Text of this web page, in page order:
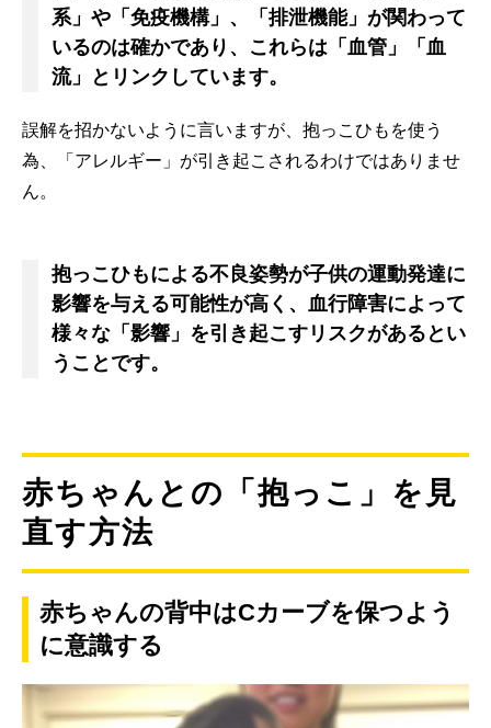
系」や「免疫機構」、「排泄機能」が関わって
いるのは確かであり、これらは「血管」「血
流」とリンクしています。
誤解を招かないように言いますが、抱っこひもを使う
為、「アレルギー」が引き起こされるわけではありませ
ん。
抱っこひもによる不良姿勢が子供の運動発達に
影響を与える可能性が高く、血行障害によって
様々な「影響」を引き起こすリスクがあるとい
うことです。
赤ちゃんとの「抱っこ」を見
直す方法
赤ちゃんの背中はCカーブを保つよう
に意識する